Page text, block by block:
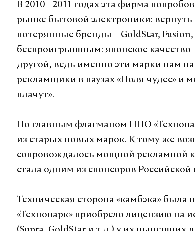
В 2010—2011 годах эта фирма
рынке бытовой электроники: вернуть
потерянные бренды – GoldStar,
беспроигрышным: японское качество
другой, ведь именно эти марки нам
рекламщики в паузах «Поля чудес» и
плачут».
Но главным флагманом НПО
из старых новых марок. К тому же
сопровождалось мощной рекламной
стала одним из спонсоров
Техническая сторона «камбэка» была
«Технопарк» приобрело лицензию на